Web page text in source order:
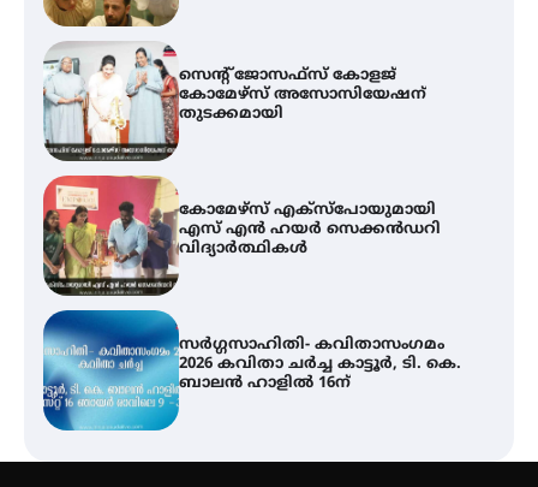
സെന്റ് ജോസഫ്സ് കോളജ്
കോമേഴ്‌സ് അസോസിയേഷന്
തുടക്കമായി
കോമേഴ്സ് എക്സ്പോയുമായി
എസ് എൻ ഹയർ സെക്കൻഡറി
വിദ്യാർത്ഥികൾ
സർഗ്ഗസാഹിതി- കവിതാസംഗമം
2026 കവിതാ ചർച്ച കാട്ടൂർ, ടി. കെ.
ബാലൻ ഹാളിൽ 16ന്